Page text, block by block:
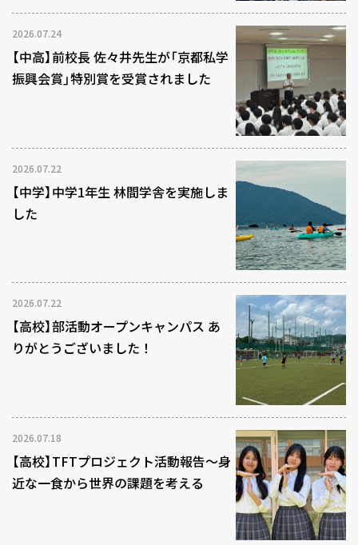
2026.07.24
【中高】前校長 佐々井先生が「京都私学
振興会賞」特別賞を受賞されました
2026.07.22
【中学】中学1年生 林間学舎を実施しま
した
2026.07.22
【高校】部活動オープンキャンパス あ
りがとうございました！
2026.07.18
【高校】TFTプロジェクト活動報告～身
近な一食から世界の課題を考える